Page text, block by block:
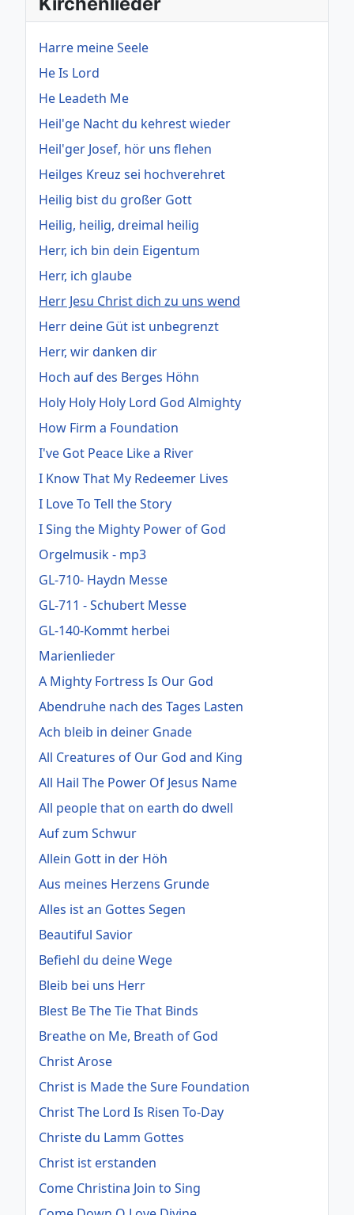
Harre meine Seele
He Is Lord
He Leadeth Me
Heil'ge Nacht du kehrest wieder
Heil'ger Josef, hör uns flehen
Heilges Kreuz sei hochverehret
Heilig bist du großer Gott
Heilig, heilig, dreimal heilig
Herr, ich bin dein Eigentum
Herr, ich glaube
Herr Jesu Christ dich zu uns wend
Herr deine Güt ist unbegrenzt
Herr, wir danken dir
Hoch auf des Berges Höhn
Holy Holy Holy Lord God Almighty
How Firm a Foundation
I've Got Peace Like a River
I Know That My Redeemer Lives
I Love To Tell the Story
I Sing the Mighty Power of God
Orgelmusik - mp3
GL-710- Haydn Messe
GL-711 - Schubert Messe
GL-140-Kommt herbei
Marienlieder
A Mighty Fortress Is Our God
Abendruhe nach des Tages Lasten
Ach bleib in deiner Gnade
All Creatures of Our God and King
All Hail The Power Of Jesus Name
All people that on earth do dwell
Auf zum Schwur
Allein Gott in der Höh
Aus meines Herzens Grunde
Alles ist an Gottes Segen
Beautiful Savior
Befiehl du deine Wege
Bleib bei uns Herr
Blest Be The Tie That Binds
Breathe on Me, Breath of God
Christ Arose
Christ is Made the Sure Foundation
Christ The Lord Is Risen To-Day
Christe du Lamm Gottes
Christ ist erstanden
Come Christina Join to Sing